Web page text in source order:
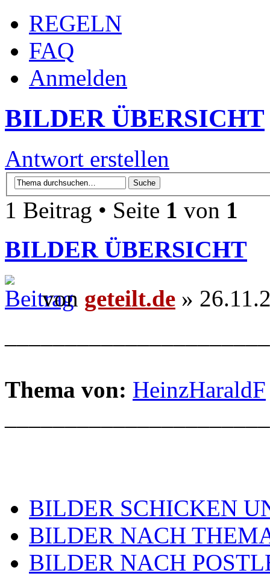
REGELN
FAQ
Anmelden
BILDER ÜBERSICHT
Antwort erstellen
1 Beitrag • Seite 1 von 1
BILDER ÜBERSICHT
von geteilt.de »
Thema von: HeinzHaraldF
BILDER SCHICKEN
BILDER NACH
BILDER NACH